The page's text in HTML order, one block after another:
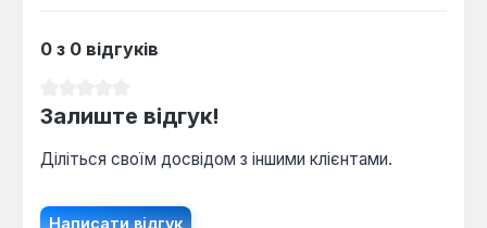
0 з 0 відгуків
Залиште відгук!
Діліться своїм досвідом з іншими клієнтами.
Написати відгук